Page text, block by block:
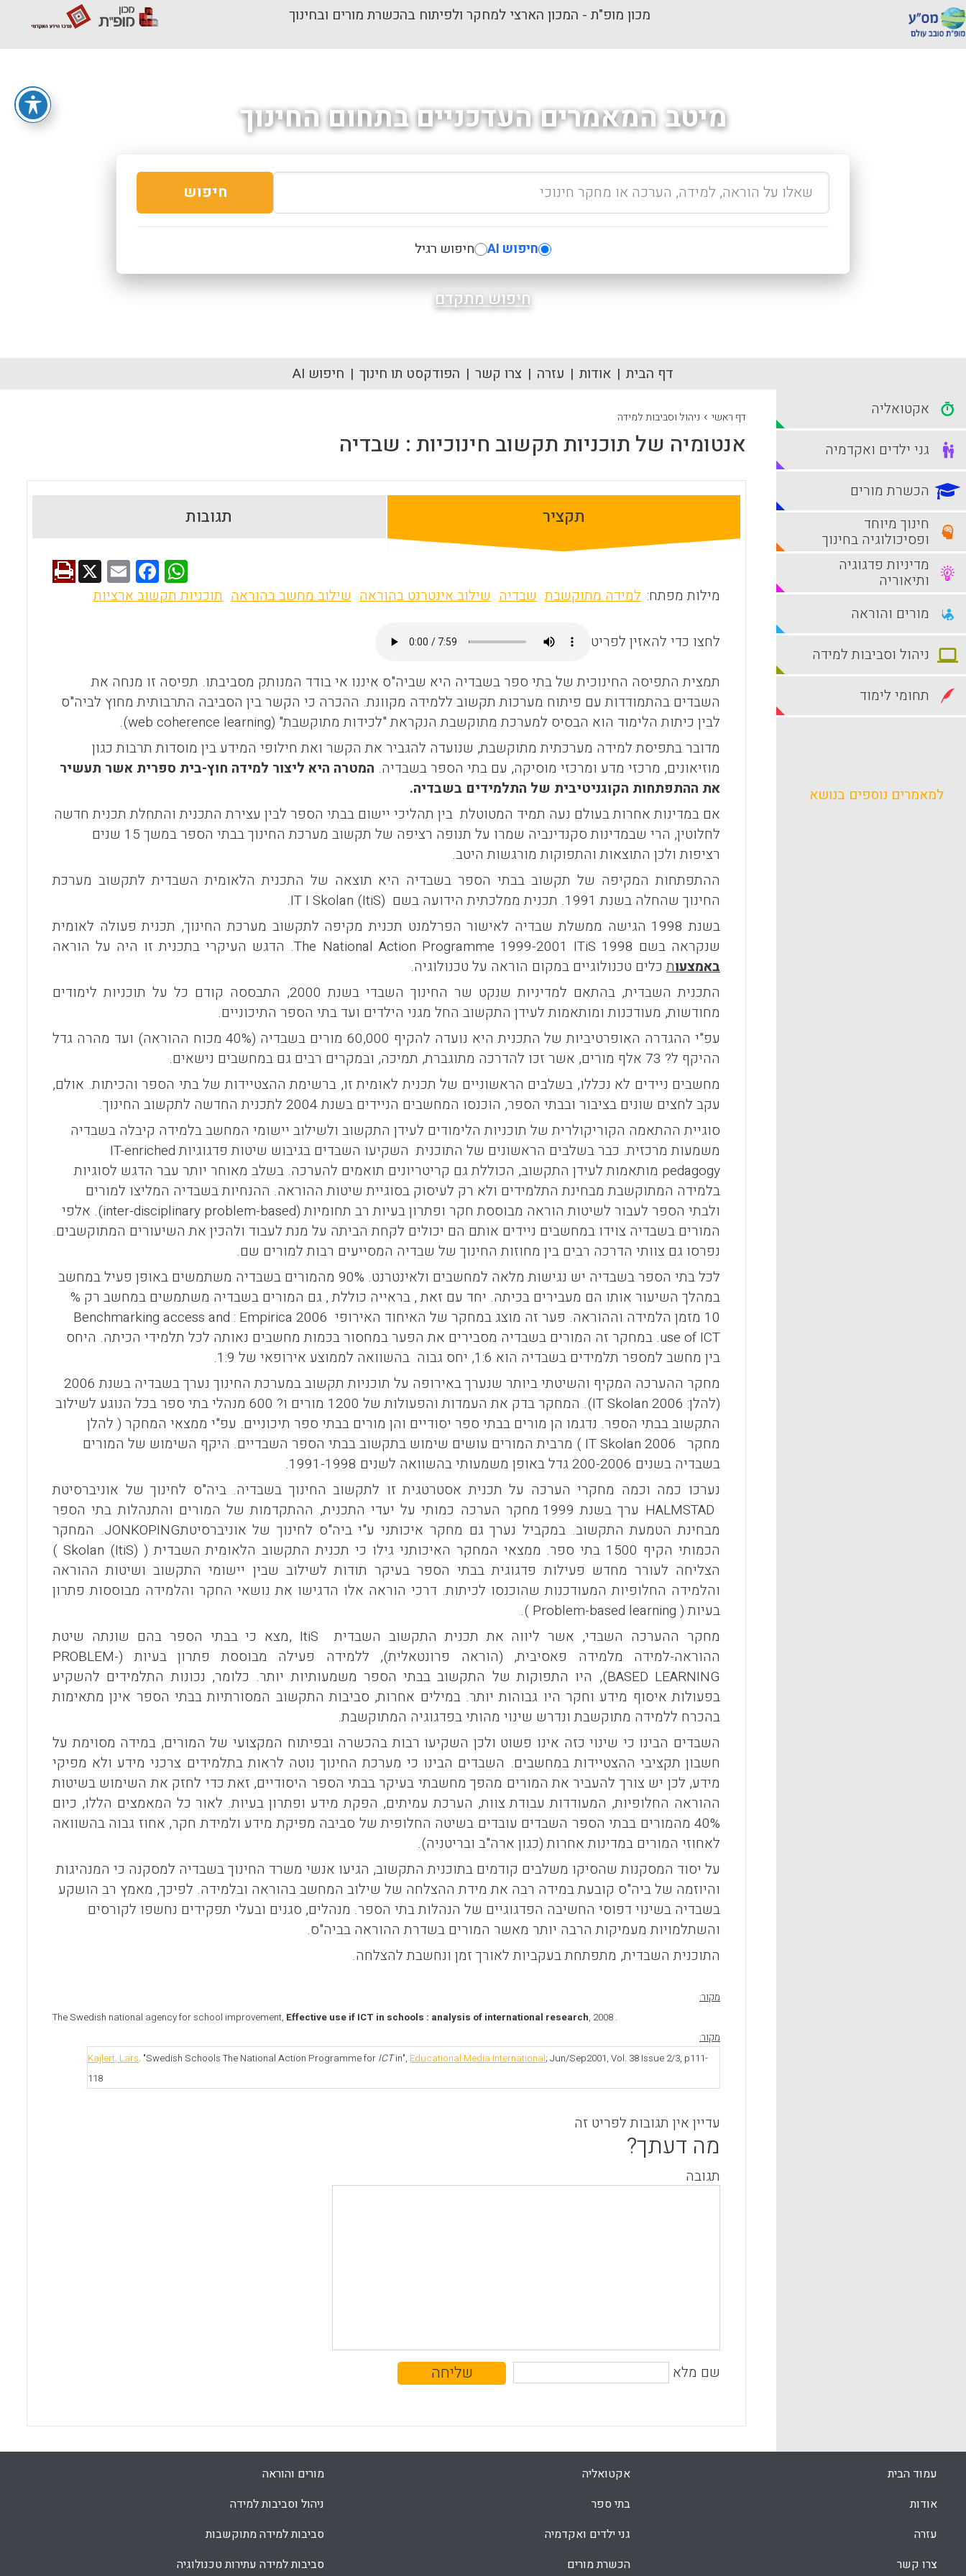
מכון מופ"ת - המכון הארצי למחקר ולפיתוח בהכשרת מורים ובחינוך
מיטב המאמרים העדכניים בתחום החינוך
חיפוש
חיפוש AI חיפוש רגיל
חיפוש מתקדם
דף הבית אודות עזרה צרו קשר הפודקסט תו חינוך חיפוש AI
דף ראשי › ניהול וסביבות למידה
אנטומיה של תוכניות תקשוב חינוכיות : שבדיה
תקציר תגובות
W
h
p
p
F
a
o
k
E
m
X
מילות מפתח: למידה מתוקשבת שבדיה שילוב אינטרנט בהוראה שילוב מחשב בהוראה תוכניות תקשוב ארציות
לחצו כדי להאזין לפריט
תמצית התפיסה החינוכית של בתי ספר בשבדיה היא שביה"ס איננו אי בודד המנותק מסביבתו. תפיסה זו מנחה את
השבדים בהתמודדות עם פיתוח מערכות תקשוב ללמידה מקוונת. ההכרה כי הקשר בין הסביבה התרבותית מחוץ לביה"ס
לבין כיתות הלימוד הוא הבסיס למערכת מתוקשבת הנקראת "לכידות מתוקשבת" (web coherence learning
).
מדובר בתפיסת למידה מערכתית מתוקשבת, שנועדה להגביר את הקשר ואת חילופי המידע בין מוסדות תרבות כגון
מוזיאונים, מרכזי מדע ומרכזי מוסיקה, עם בתי הספר בשבדיה. המטרה היא ליצור למידה חוץ-בית ספרית אשר תעשיר
את ההתפתחות הקוגניטיבית של התלמידים בשבדיה.
אם במדינות אחרות בעולם נעה תמיד המטוטלת בין תהליכי יישום בבתי הספר לבין עצירת התכנית והתחלת תכנית חדשה
לחלוטין, הרי שבמדינות סקנדינביה שמרו על תנופה רציפה של תקשוב מערכת החינוך בבתי הספר במשך 15 שנים
רציפות ולכן התוצאות והתפוקות מורגשות היטב.
ההתפתחות המקיפה של תקשוב בבתי הספר בשבדיה היא תוצאה של התכנית הלאומית השבדית לתקשוב מערכת
החינוך שהחלה בשנת 1991. תכנית ממלכתית הידועה בשם
IT I Skolan (ItiS)
.
בשנת 1998 הגישה ממשלת שבדיה לאישור הפרלמנט תכנית מקיפה לתקשוב מערכת החינוך, תכנית פעולה לאומית
שנקראה בשם The National Action Programme 1999-2001 ITiS 1998. הדגש העיקרי בתכנית זו היה על הוראה
באמצעותכלים טכנולוגיים במקום הוראה על טכנולוגיה.
התכנית השבדית, בהתאם למדיניות שנקט שר החינוך השבדי בשנת 2000, התבססה קודם כל על תוכניות לימודים
מחודשות, מעודכנות ומותאמות לעידן התקשוב החל מגני הילדים ועד בתי הספר התיכוניים.
עפ"י ההגדרה האופרטיביות של התכנית היא נועדה להקיף 60,000 מורים בשבדיה (40% מכוח ההוראה) ועד מהרה גדל
ההיקף ל? 73 אלף מורים, אשר זכו להדרכה מתוגברת, תמיכה, ובמקרים רבים גם במחשבים נישאים.
מחשבים ניידים לא נכללו, בשלבים הראשוניים של תכנית לאומית זו, ברשימת ההצטיידות של בתי הספר והכיתות. אולם,
עקב לחצים שונים בציבור ובבתי הספר, הוכנסו המחשבים הניידים בשנת 2004 לתכנית החדשה לתקשוב החינוך.
סוגיית ההתאמה הקוריקולרית של תוכניות הלימודים לעידן התקשוב ולשילוב יישומי המחשב בלמידה קיבלה בשבדיה
משמעות מרכזית. כבר בשלבים הראשונים של התוכנית השקיעו השבדים בגיבוש שיטות פדגוגיותIT-enriched
pedagogy מותאמות לעידן התקשוב, הכוללת גם קריטריונים תואמים להערכה. בשלב מאוחר יותר עבר הדגש לסוגיות
בלמידה המתוקשבת מבחינת התלמידים ולא רק לעיסוק בסוגיית שיטות ההוראה. ההנחיות בשבדיה המליצו למורים
ולבתי הספר לעבור לשיטות הוראה מבוססת חקר ופתרון בעיות רב תחומיות (inter-disciplinary problem-based). אלפי
המורים בשבדיה צוידו במחשבים ניידים אותם הם יכולים לקחת הביתה על מנת לעבוד ולהכין את השיעורים המתוקשבים.
נפרסו גם צוותי הדרכה רבים בין מחוזות החינוך של שבדיה המסייעים רבות למורים שם.
לכל בתי הספר בשבדיה יש נגישות מלאה למחשבים ולאינטרנט. 90% מהמורים בשבדיה משתמשים באופן פעיל במחשב
במהלך השיעור אותו הם מעבירים בכיתה. יחד עם זאת , בראייה כוללת , גם המורים בשבדיה משתמשים במחשב רק %
10 מזמן הלמידה וההוראה. פער זה מוצג במחקר של האיחוד האירופי
Empirica 2006
:
Benchmarking access and
use of ICT. במחקר זה המורים בשבדיה מסבירים את הפער במחסור בכמות מחשבים נאותה לכל תלמידי הכיתה. היחס
בין מחשב למספר תלמידים בשבדיה הוא 1:6, יחס גבוה בהשוואה לממוצע אירופאי של 1:9.
מחקר ההערכה המקיף והשיטתי ביותר שנערך באירופה על תוכניות תקשוב במערכת החינוך נערך בשבדיה בשנת 2006
(להלן: IT Skolan 2006
). המחקר בדק את העמדות והפעולות של 1200 מורים ו? 600 מנהלי בתי ספר בכל הנוגע לשילוב
התקשוב בבתי הספר. נדגמו הן מורים בבתי ספר יסודיים והן מורים בבתי ספר תיכוניים. עפ"י ממצאי המחקר ( להלן
מחקר
IT Skolan 2006 ) מרבית המורים עושים שימוש בתקשוב בבתי הספר השבדיים. היקף השימוש של המורים
בשבדיה בשנים 200-2006 גדל באופן משמעותי בהשוואה לשנים 1991-1998.
נערכו כמה וכמה מחקרי הערכה על תכנית אסטרטגית זו לתקשוב החינוך בשבדיה. ביה"ס לחינוך של אוניברסיטת
HALMSTAD
ערך בשנת 1999 מחקר הערכה כמותי על יעדי התכנית, ההתקדמות של המורים והתנהלות בתי הספר
מבחינת הטמעת התקשוב. במקביל נערך גם מחקר איכותני ע"י ביה"ס לחינוך של אוניברסיטתJONKOPING. המחקר
הכמותי הקיף 1500 בתי ספר. ממצאי המחקר האיכותני גילו כי תכנית התקשוב הלאומית השבדית (
Skolan (ItiS)
)
הצליחה לעורר מחדש פעילות פדגוגית בבתי הספר בעיקר תודות לשילוב שבין יישומי התקשוב ושיטות ההוראה
והלמידה החלופיות המעודכנות שהוכנסו לכיתות. דרכי הוראה אלו הדגישו את נושאי החקר והלמידה מבוססות פתרון
בעיות ( Problem-based learning
).
מחקר ההערכה השבדי, אשר ליווה את תכנית התקשוב השבדית
, ItiSמצא כי בבתי הספר בהם שונתה שיטת
ההוראה-למידה מלמידה פאסיבית, (הוראה פרונטאלית), ללמידה פעילה מבוססת פתרון בעיות (PROBLEM-
BASED LEARNING), היו התפוקות של התקשוב בבתי הספר משמעותיות יותר. כלומר, נכונות התלמידים להשקיע
בפעולות איסוף מידע וחקר היו גבוהות יותר. במילים אחרות, סביבות התקשוב המסורתיות בבתי הספר אינן מתאימות
בהכרח ללמידה מתוקשבת ונדרש שינוי מהותי בפדגוגיה המתוקשבת.
השבדים הבינו כי שינוי כזה אינו פשוט ולכן השקיעו רבות בהכשרה ובפיתוח המקצועי של המורים, במידה מסוימת על
חשבון תקציבי ההצטיידות במחשבים. השבדים הבינו כי מערכת החינוך נוטה לראות בתלמידים צרכני מידע ולא מפיקי
מידע, לכן יש צורך להעביר את המורים מהפך מחשבתי בעיקר בבתי הספר היסודיים, זאת כדי לחזק את השימוש בשיטות
ההוראה החלופיות, המעודדות עבודת צוות, הערכת עמיתים, הפקת מידע ופתרון בעיות. לאור כל המאמצים הללו, כיום
40% מהמורים בבתי הספר השבדים עובדים בשיטה החלופית של סביבה מפיקת מידע ולמידת חקר, אחוז גבוה בהשוואה
לאחוזי המורים במדינות אחרות (כגון ארה"ב ובריטניה).
על יסוד המסקנות שהסיקו משלבים קודמים בתוכנית התקשוב, הגיעו אנשי משרד החינוך בשבדיה למסקנה כי המנהיגות
והיוזמה של ביה"ס קובעת במידה רבה את מידת ההצלחה של שילוב המחשב בהוראה ובלמידה. לפיכך, מאמץ רב הושקע
בשבדיה בשינוי דפוסי החשיבה הפדגוגיים של הנהלות בתי הספר. מנהלים, סגנים ובעלי תפקידים נחשפו לקורסים
והשתלמויות מעמיקות הרבה יותר מאשר המורים בשדרת ההוראה בביה"ס.
התוכנית השבדית, מתפתחת בעקביות לאורך זמן ונחשבת להצלחה.
מקור:
The Swedish national agency for school improvement, Effective use if ICT in schools : analysis of international research, 2008 .
מקור:
Kajlert, Lars. "Swedish Schools The National Action Programme for ICTin",Educational Media International; Jun/Sep2001, Vol. 38 Issue 2/3, p111-
118
עדיין אין תגובות לפריט זה
מה דעתך?
תגובה
שם מלא
אקטואליה
גני ילדים ואקדמיה
הכשרת מורים
חינוך מיוחד
ופסיכולוגיה בחינוך
מדיניות פדגוגיה
ותיאוריה
מורים והוראה
ניהול וסביבות למידה
תחומי לימוד
למאמרים נוספים בנושא
עמוד הבית
אודות
עזרה
צרו קשר
אקטואליה
בתי ספר
גני ילדים ואקדמיה
הכשרת מורים
מורים והוראה
ניהול וסביבות למידה
סביבות למידה מתוקשבות
סביבות למידה עתירות טכנולוגיה